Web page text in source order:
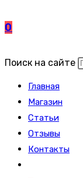
0
Поиск на сайте
Главная
Магазин
Статьи
Отзывы
Контакты